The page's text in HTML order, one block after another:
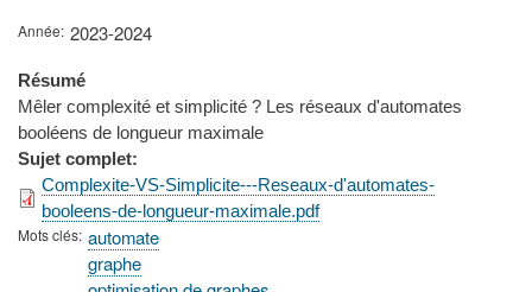
Année 2023-2024
Résumé
Mêler complexité et simplicité ? Les réseaux d'automates
booléens de longueur maximale
Sujet complet
Complexite-VS-Simplicite---Reseaux-d'automates-
booleens-de-longueur-maximale.pdf
Mots clés automate
graphe